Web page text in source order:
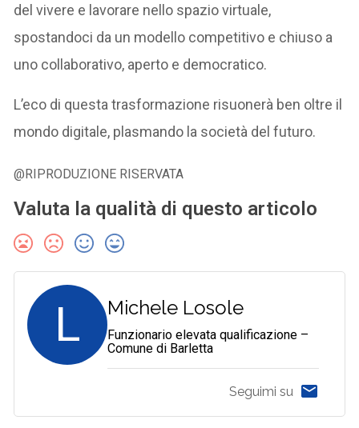
del vivere e lavorare nello spazio virtuale,
spostandoci da un modello competitivo e chiuso a
uno collaborativo, aperto e democratico.
L’eco di questa trasformazione risuonerà ben oltre il
mondo digitale, plasmando la società del futuro.
@RIPRODUZIONE RISERVATA
Valuta la qualità di questo articolo
L Michele Losole
Funzionario elevata qualificazione –
Comune di Barletta
Seguimi su